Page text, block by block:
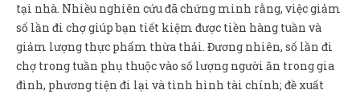
tại nhà. Nhiều nghiên cứu đã chứng minh rằng, việc giảm
số lần đi chợ giúp bạn tiết kiệm được tiền hàng tuần và
giảm lượng thực phẩm thừa thải. Đương nhiên, số lần đi
chợ trong tuần phụ thuộc vào số lượng người ăn trong gia
đình, phương tiện đi lại và tình hình tài chính; đề xuất